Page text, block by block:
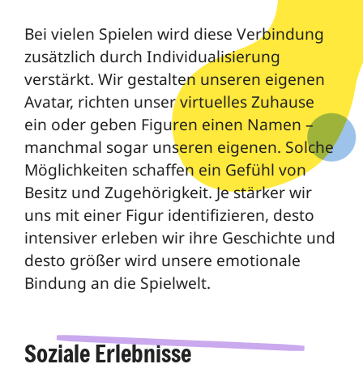
Bei vielen Spielen wird diese Verbindung
zusätzlich durch Individualisierung
verstärkt. Wir gestalten unseren eigenen
Avatar, richten unser virtuelles Zuhause
ein oder geben Figuren einen Namen –
manchmal sogar unseren eigenen. Solche
Möglichkeiten schaffen ein Gefühl von
Besitz und Zugehörigkeit. Je stärker wir
uns mit einer Figur identifizieren, desto
intensiver erleben wir ihre Geschichte und
desto größer wird unsere emotionale
Bindung an die Spielwelt.
Soziale Erlebnisse